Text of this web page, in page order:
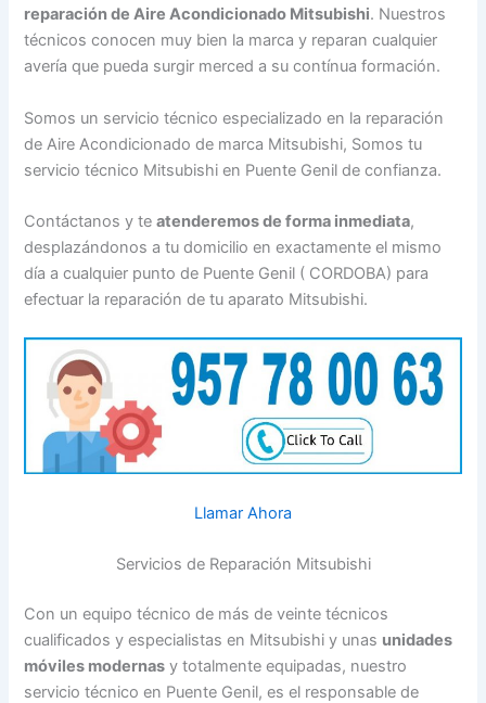
reparación de Aire Acondicionado Mitsubishi. Nuestros
técnicos conocen muy bien la marca y reparan cualquier
avería que pueda surgir merced a su contínua formación.
Somos un servicio técnico especializado en la reparación
de Aire Acondicionado de marca Mitsubishi, Somos tu
servicio técnico Mitsubishi en Puente Genil de confianza.
Contáctanos y teatenderemos de forma inmediata,
desplazándonos a tu domicilio en exactamente el mismo
día a cualquier punto de Puente Genil ( CORDOBA) para
efectuar la reparación de tu aparato Mitsubishi.
Llamar Ahora
Servicios de Reparación Mitsubishi
Con un equipo técnico de más de veinte técnicos
cualificados y especialistas en Mitsubishi y unas unidades
móviles modernas y totalmente equipadas, nuestro
servicio técnico en Puente Genil, es el responsable de